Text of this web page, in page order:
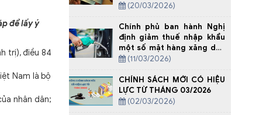
để lấy ý
trị), điều 84
Nam là bộ
nhân dân;
(20/03/2026)
Chính phủ ban hành Nghị
định giảm thuế nhập khẩu
một số mặt hàng xăng dầu
về 0%
(11/03/2026)
CHÍNH SÁCH MỚI CÓ HIỆU
LỰC TỪ THÁNG 03/2026
(02/03/2026)